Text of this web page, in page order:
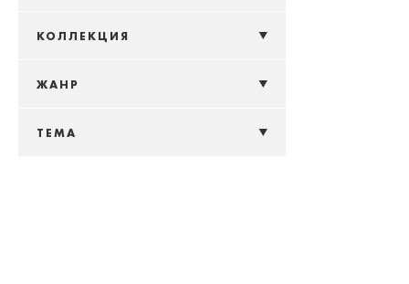
КОЛЛЕКЦИЯ
ЖАНР
ТЕМА